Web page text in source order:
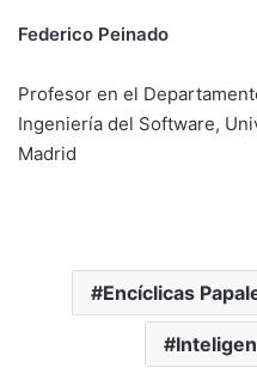
Federico Peinado
Profesor en el
Ingeniería del Software,
Madrid
Encíclicas